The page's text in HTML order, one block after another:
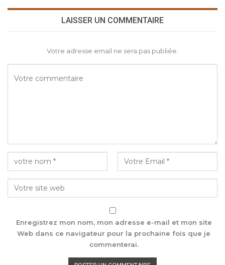
LAISSER UN COMMENTAIRE
Votre adresse email ne sera pas publiée.
Enregistrez mon nom, mon adresse e-mail et mon site
Web dans ce navigateur pour la prochaine fois que je
commenterai.